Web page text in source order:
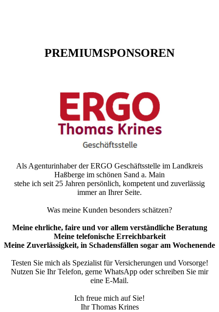
PREMIUMSPONSOREN
Als Agenturinhaber der ERGO Geschäftsstelle im Landkreis
Haßberge im schönen Sand a. Main
stehe ich seit 25 Jahren persönlich, kompetent und zuverlässig
immer an Ihrer Seite.
Was meine Kunden besonders schätzen?
Meine ehrliche, faire und vor allem verständliche Beratung
Meine telefonische Erreichbarkeit
Meine Zuverlässigkeit, in Schadensfällen sogar am Wochenende
Testen Sie mich als Spezialist für Versicherungen und Vorsorge!
Nutzen Sie Ihr Telefon, gerne WhatsApp oder schreiben Sie mir
eine E-Mail.
Ich freue mich auf Sie!
Ihr Thomas Krines